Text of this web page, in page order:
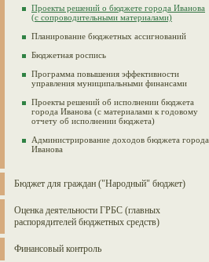
Проекты решений о бюджете города Иванова
(с сопроводительными материалами)
Планирование бюджетных ассигнований
Бюджетная роспись
Программа повышения эффективности
управления муниципальными финансами
Проекты решений об исполнении бюджета
города Иванова (с материалами к годовому
отчету об исполнении бюджета)
Администрирование доходов бюджета города
Иванова
Бюджет для граждан ("Народный" бюджет)
Оценка деятельности ГРБС (главных
распорядителей бюджетных средств)
Финансовый контроль